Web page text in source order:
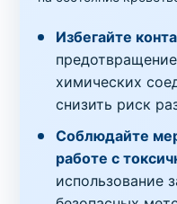
Избегайте
химических
снизить риск
Соблюдайте
работе с
использование